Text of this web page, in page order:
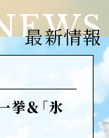
最新情報
＆「氷